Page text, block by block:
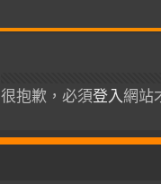
很抱歉，必須登入網站